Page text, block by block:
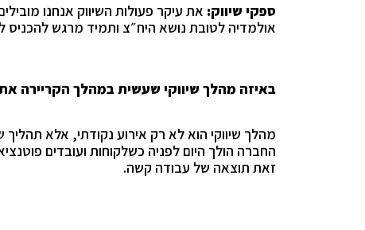
ספקי שיווק: את עיקר פעולות השיווק אנחנו
אולמדיה לטובת נושא היח״צ ותמיד מרגש להכניס
באיזה מהלך שיווקי שעשית במהלך הקריירה
מהלך שיווקי הוא לא רק אירוע נקודתי, אלא
החברה הולך היום לפניה כשלקוחות ועובדים
זאת תוצאה של עבודה קשה.